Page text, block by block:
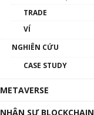
01:34:46
TRADE
VÍ
NGHIÊN CỨU
CASE STUDY
METAVERSE
NHÂN SỰ BLOCKCHAIN